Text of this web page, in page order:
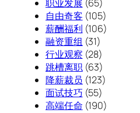
职业发展 (65)
自由奇客 (105)
薪酬福利 (106)
融资重组 (31)
行业观察 (28)
跳槽离职(63)
降薪裁员 (123)
面试技巧 (55)
高端任命 (190)